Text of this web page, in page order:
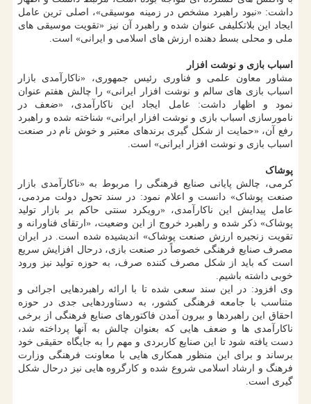
داشت: «نبود راهبرد مشخص در زمینه موسیقی»، اصلی ترین عامل
ایجاد این بلاتکلیفی عنوان شده و راهبرد آن نیز «تقویت موسیقی های
ملی و محلی بسط دهنده ارزش های اسلامی و ایرانی» است.
اسباب بازی و نوشت افزار
مشاور معاون علمی و فناوری رئیس جمهوری، «ناکارآمدی بازار
اسباب بازی های سالم و نوشت افزار ایرانی» را چالش هفتم عنوان
نمود و اظهار داشت: عامل ایجاد این ناکارآمدی، «ضعف در
نامورسازی اسباب بازی و نوشت افزار ایرانی» شناخته شده و راهبرد
رفع آن، «حمایت از شکل گیری برندهای معتبر و خوش نام در صنعت
اسباب بازی و نوشت افزار ایرانی» است.
پوشاک
کرمی، چالش پایانی صنایع فرهنگی را مربوط به «ناکارآمدی بازار
صنعت پوشاک» دانست و اعلام نمود: در سند تحول دولت مردمی،
عامل پیدایش این ناکارآمدی، «رویکرد سنتی حاکم بر بازار تولید
پوشاک» ذکر شده و راهبرد خروج از این وضعیت، «ارتقای فناورانه و
تقویت زنجیره ارزش صنعت پوشاک» اندیشیده شده است. در ایران
مصرف صنایع فرهنگی خصوصاً در صنعت بازی، درحال افزایش سریع
است که باید از شکل مصرف کننده صرف، به حوزه تولید نیز ورود
خوبی داشته باشیم.
وی افزود: در این سند سعی شده تا با ارائه راهبردهایی اجرائی و
متناسب با جامعه فرهنگی کشور، به دستاوردهایی جدی در حوزه
احقاق این راهبردها و بیرون آمدن فاکتورهای صنایع فرهنگی از برخی
ناکارآمدی ها و ضعف هایی که بعنوان چالش به آنها پرداخته شد،
دست یافته شود تا این صنایع کاربردی و مهم را به جایگاه حقیقی خود
برساند و برای این منظور همکاری هایی با معاونت فرهنگی وزارت
فرهنگ و ارشاد اسلامی شروع شده و کارگروه هایی نیز درحال شکل
گیری است.